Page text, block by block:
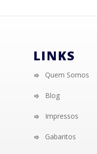
LINKS
Quem Somos
Blog
Impressos
Gabaritos